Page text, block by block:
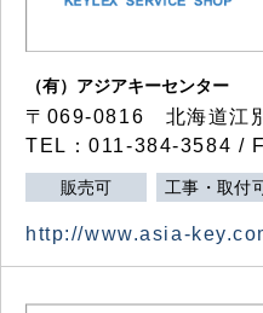
（有）アジアキーセンター
〒069-0816 北海道江
TEL：011-384-3584 /
販売可 工事・取付
http://www.asia-